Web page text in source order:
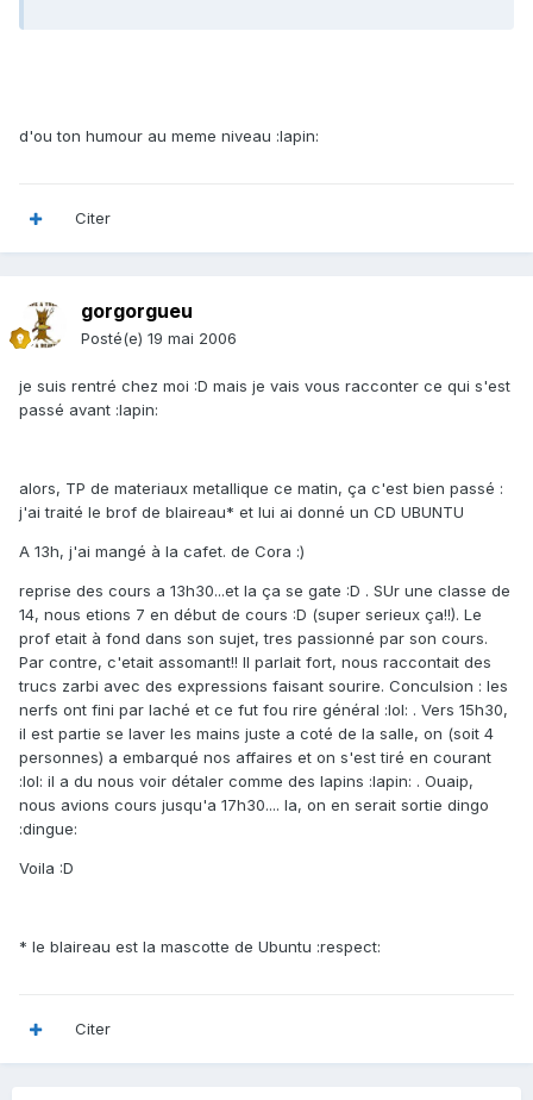
d'ou ton humour au meme niveau :lapin:
Citer
gorgorgueu
Posté(e) 19 mai 2006
je suis rentré chez moi :D mais je vais vous racconter ce qui s'est
passé avant :lapin:
alors, TP de materiaux metallique ce matin, ça c'est bien passé :
j'ai traité le brof de blaireau* et lui ai donné un CD UBUNTU
A 13h, j'ai mangé à la cafet. de Cora :)
reprise des cours a 13h30...et la ça se gate :D . SUr une classe de
14, nous etions 7 en début de cours :D (super serieux ça!!). Le
prof etait à fond dans son sujet, tres passionné par son cours.
Par contre, c'etait assomant!! Il parlait fort, nous raccontait des
trucs zarbi avec des expressions faisant sourire. Conculsion : les
nerfs ont fini par laché et ce fut fou rire général :lol: . Vers 15h30,
il est partie se laver les mains juste a coté de la salle, on (soit 4
personnes) a embarqué nos affaires et on s'est tiré en courant
:lol: il a du nous voir détaler comme des lapins :lapin: . Ouaip,
nous avions cours jusqu'a 17h30.... la, on en serait sortie dingo
:dingue:
Voila :D
* le blaireau est la mascotte de Ubuntu :respect:
Citer